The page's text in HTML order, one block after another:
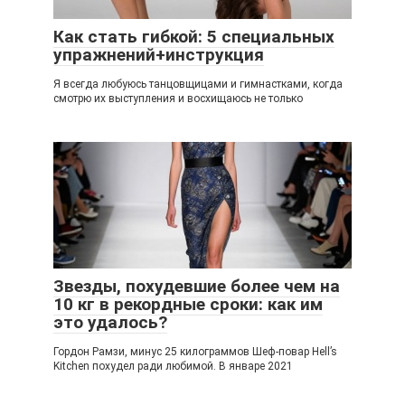
Как стать гибкой: 5 специальных
упражнений+инструкция
Я всегда любуюсь танцовщицами и гимнастками, когда
смотрю их выступления и восхищаюсь не только
Звезды, похудевшие более чем на
10 кг в рекордные сроки: как им
это удалось?
Гордон Рамзи, минус 25 килограммов Шеф-повар Hell’s
Kitchen похудел ради любимой. В январе 2021